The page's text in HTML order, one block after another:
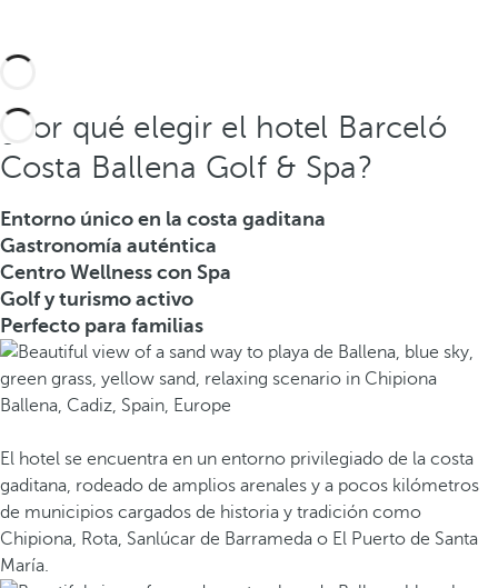
¿Por qué elegir el hotel Barceló
Costa Ballena Golf & Spa?
Entorno único en la costa gaditana
Gastronomía auténtica
Centro Wellness con Spa
Golf y turismo activo
Perfecto para familias
El hotel se encuentra en un entorno privilegiado de la costa
gaditana, rodeado de amplios arenales y a pocos kilómetros
de municipios cargados de historia y tradición como
Chipiona, Rota, Sanlúcar de Barrameda o El Puerto de Santa
María.